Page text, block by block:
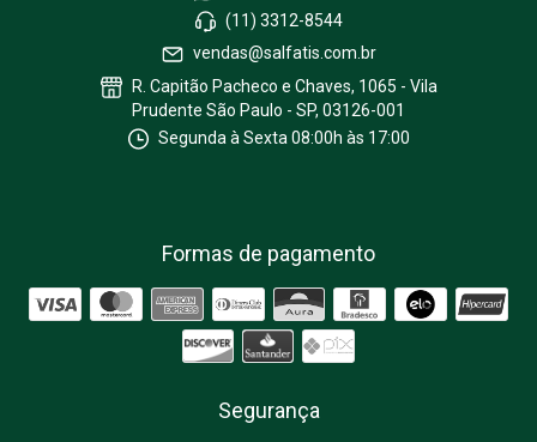
(11) 3312-8544
vendas@salfatis.com.br
R. Capitão Pacheco e Chaves, 1065 - Vila
Prudente São Paulo - SP, 03126-001
Segunda à Sexta 08:00h às 17:00
Formas de pagamento
Segurança